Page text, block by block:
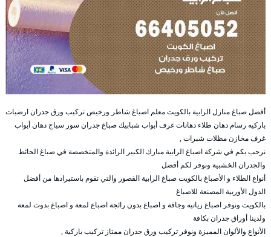
أفضل صباغ منازل الرابية بالكويت معلم اصباغ شاطر ورخيص تركيب ورق جدران ارضيات
باركيه رسام دهان طلاء دهانات غرف أبواب شبابيك صباغ جدران سور سياج دهان أبواب
غرف مخازن مظلات شبرات ,
نرحب بكم في شركة اصباغ الرابية مبارك الكبير الرائدة والمتخصصة في صباغ الحائط
والجدران الخشبية ونوفر لكم أفضل
أنواع الطلاء و الأصباغ بالكويت صباغ الرابية القصور والتي نقوم باستيرادها من أفضل
الدول الأوربية المصنعة للاصباغ
بالكويت ونوفر اصباغ زياتيه وجافة و اصباغ بدون رائجة اصباع لمعة و اصباغ بدوت لمعة
ولدينا أوراق جدران بكافة
الأنواع والألوان المميزة ونوفر تركيب ورق جدران ممتاز تركيب باركية ,